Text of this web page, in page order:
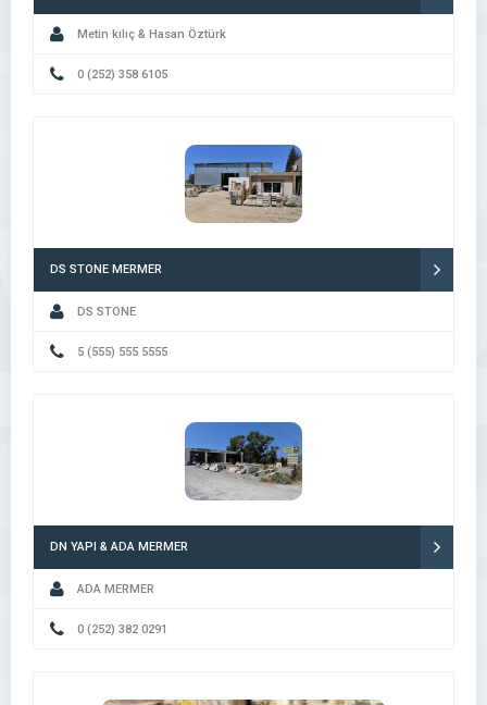
Metin kılıç & Hasan Öztürk
0 (252) 358 6105
DS STONE MERMER
DS STONE
5 (555) 555 5555
DN YAPI & ADA MERMER
ADA MERMER
0 (252) 382 0291